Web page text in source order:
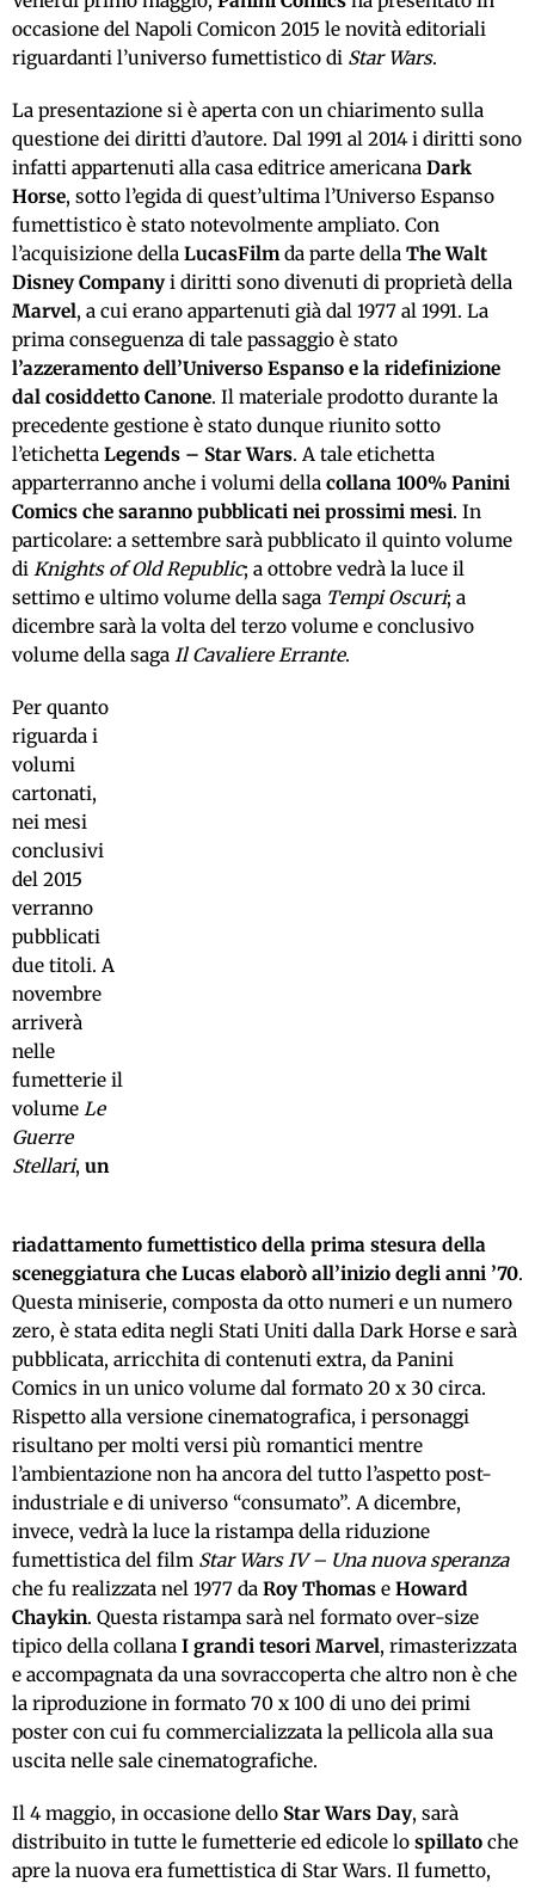
occasione del Napoli Comicon 2015 le novità editoriali
riguardanti l’universo fumettistico di Star Wars.
La presentazione si è aperta con un chiarimento sulla
questione dei diritti d’autore. Dal 1991 al 2014 i diritti sono
infatti appartenuti alla casa editrice americana Dark
Horse, sotto l’egida di quest’ultima l’Universo Espanso
fumettistico è stato notevolmente ampliato. Con
l’acquisizione della LucasFilmda parte della The Walt
Disney Company i diritti sono divenuti di proprietà della
Marvel, a cui erano appartenuti già dal 1977 al 1991. La
prima conseguenza di tale passaggio è stato
l’azzeramento dell’Universo Espanso e la ridefinizione
dal cosiddetto Canone. Il materiale prodotto durante la
precedente gestione è stato dunque riunito sotto
l’etichetta Legends – Star Wars. A tale etichetta
apparterranno anche i volumi della collana 100% Panini
Comics che saranno pubblicati nei prossimi mesi. In
particolare: a settembre sarà pubblicato il quinto volume
di Knights of Old Republic; a ottobre vedrà la luce il
settimo e ultimo volume della saga Tempi Oscuri; a
dicembre sarà la volta del terzo volume e conclusivo
volume della saga Il Cavaliere Errante.
Per quanto
riguarda i
volumi
cartonati,
nei mesi
conclusivi
del 2015
verranno
pubblicati
due titoli. A
novembre
arriverà
nelle
fumetterie il
volume Le
Guerre
Stellari, un
riadattamento fumettistico della prima stesura della
sceneggiatura che Lucas elaborò all’inizio degli anni ’70.
Questa miniserie, composta da otto numeri e un numero
zero, è stata edita negli Stati Uniti dalla Dark Horse e sarà
pubblicata, arricchita di contenuti extra, da Panini
Comics in un unico volume dal formato 20 x 30 circa.
Rispetto alla versione cinematografica, i personaggi
risultano per molti versi più romantici mentre
l’ambientazione non ha ancora del tutto l’aspetto post-
industriale e di universo “consumato”. A dicembre,
invece, vedrà la luce la ristampa della riduzione
fumettistica del film Star Wars IV – Una nuova speranza
che fu realizzata nel 1977 da Roy Thomas e Howard
Chaykin. Questa ristampa sarà nel formato over-size
tipico della collana I grandi tesori Marvel, rimasterizzata
e accompagnata da una sovraccoperta che altro non è che
la riproduzione in formato 70 x 100 di uno dei primi
poster con cui fu commercializzata la pellicola alla sua
uscita nelle sale cinematografiche.
Il 4 maggio, in occasione dello Star Wars Day, sarà
distribuito in tutte le fumetterie ed edicole lo spillato che
apre la nuova era fumettistica di Star Wars. Il fumetto,